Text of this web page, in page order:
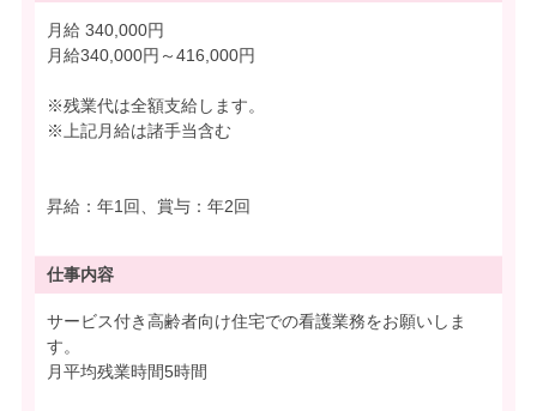
月給 340,000円
月給340,000円～416,000円
※残業代は全額支給します。
※上記月給は諸手当含む
昇給：年1回、賞与：年2回
仕事内容
サービス付き高齢者向け住宅での看護業務をお願いしま
す。
月平均残業時間5時間